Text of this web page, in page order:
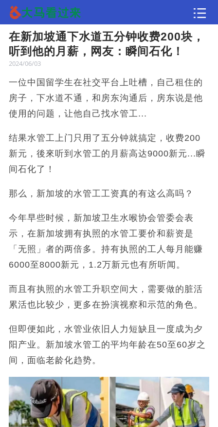
在新加坡通下水道五分钟收费200块，
听到他的月薪，网友：瞬间石化！
2024/06/03
一位中国留学生在社交平台上吐槽，自己租住的
房子，下水道不通，和房东沟通后，房东说是他
使用的问题，让他自己找水管工...
结果水管工上门只用了五分钟就搞定，收费200
新元，後來听到水管工的月薪高达9000新元...瞬
间石化了！
那么，新加坡的水管工工资真的有这么高吗？
今年早些时候，新加坡卫生水喉协会管委会表
示，在新加坡拥有执照的水管工要价和薪资是
「无照」者的两倍多。持有执照的工人每月能赚
6000至8000新元，1.2万新元也有所听闻。
而且有执照的水管工升职空间大，需要做的脏活
累活也比较少，更多在扮演视察和示范的角色。
但即便如此，水管业依旧人力短缺且一度成为夕
阳产业。新加坡水管工的平均年龄在50至60岁之
间，面临老龄化趋势。
文章